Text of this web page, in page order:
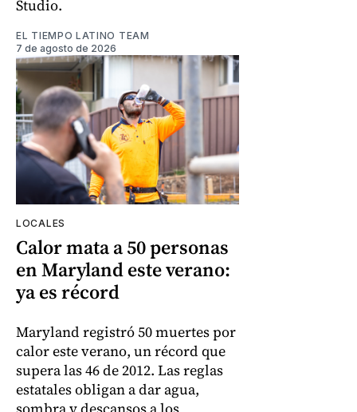
Studio.
EL TIEMPO LATINO TEAM
7 de agosto de 2026
LOCALES
Calor mata a 50 personas
en Maryland este verano:
ya es récord
Maryland registró 50 muertes por
calor este verano, un récord que
supera las 46 de 2012. Las reglas
estatales obligan a dar agua,